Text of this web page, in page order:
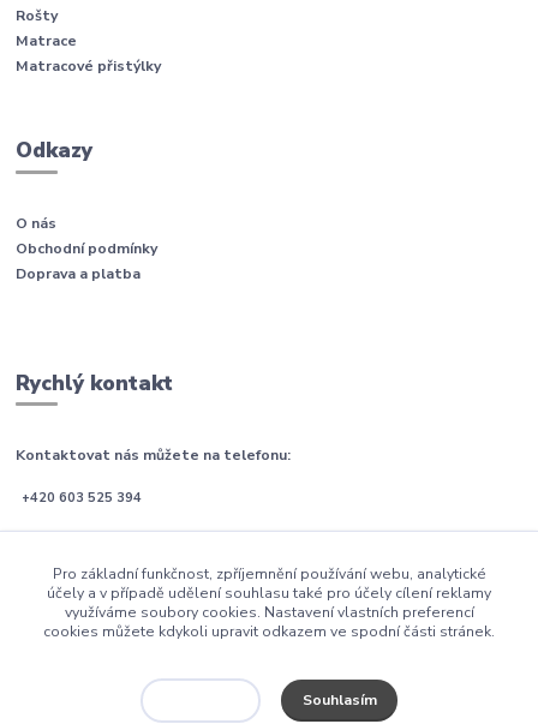
Rošty
Matrace
Matracové přistýlky
Odkazy
O nás
Obchodní podmínky
Doprava a platba
Rychlý kontakt
Kontaktovat nás můžete na telefonu:
+420 603 525 394
So-Ne (09:00 - 21:00)
email: info@postele-blanar.cz
Pro základní funkčnost, zpříjemnění používání webu, analytické
účely a v případě udělení souhlasu také pro účely cílení reklamy
využíváme soubory cookies. Nastavení vlastních preferencí
cookies můžete kdykoli upravit odkazem ve spodní části stránek.
Souhlasím